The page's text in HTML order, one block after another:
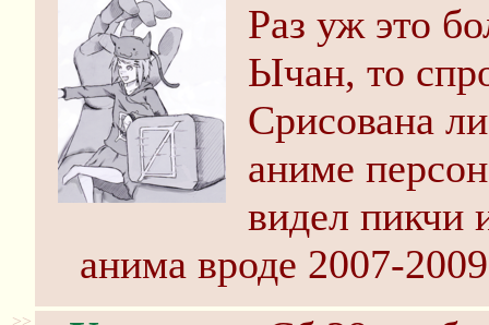
Раз уж это
Ычан, то
Срисована
аниме
видел пикчи
анима вроде 2007-
>>